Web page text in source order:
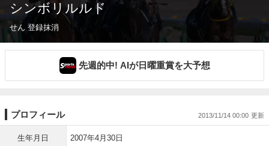
シンボリルルド
せん 登録抹消
先週的中! AIが日曜重賞を大予想
プロフィール 2013/11/14 00:00
生年月日 2007年4月30日